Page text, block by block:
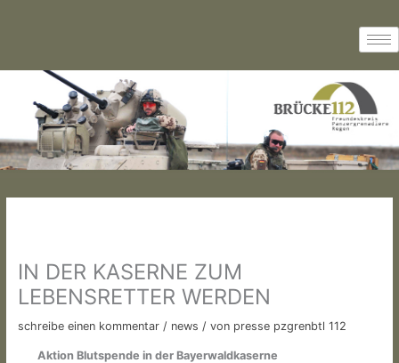
IN DER KASERNE ZUM
LEBENSRETTER WERDEN
schreibe einen kommentar / news / von presse pzgrenbtl 112
Aktion Blutspende in der Bayerwaldkaserne